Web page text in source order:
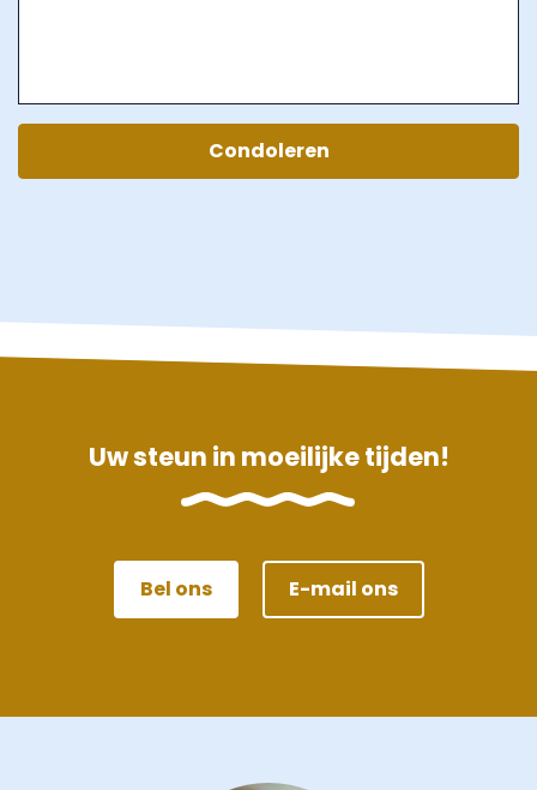
Condoleren
Uw steun in moeilijke tijden!
Bel ons E-mail ons